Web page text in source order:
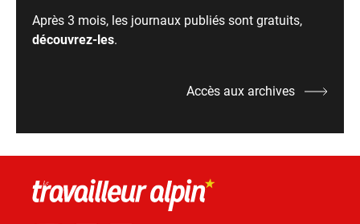
Après 3 mois, les journaux publiés sont gratuits,
découvrez-les.
Accès aux archives